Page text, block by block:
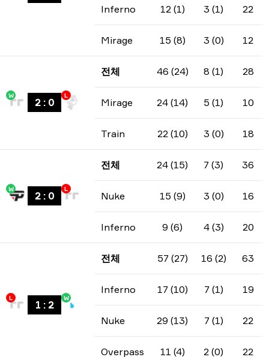
Inferno 12 (1) 3 (1) 22
Mirage 15 (8) 3 (0) 12
W
2: 0
L
전체 46 (24) 8 (1) 28
Mirage 24 (14) 5 (1) 10
Train 22 (10) 3 (0) 18
W
2: 0
L
전체 24 (15) 7 (3) 36
Nuke 15 (9) 3 (0) 16
Inferno 9 (6) 4 (3) 20
L
1 : 2
W
전체 57 (27) 16 (2) 63
Inferno 17 (10) 7 (1) 19
Nuke 29 (13) 7 (1) 22
Overpass 11 (4) 2 (0) 22